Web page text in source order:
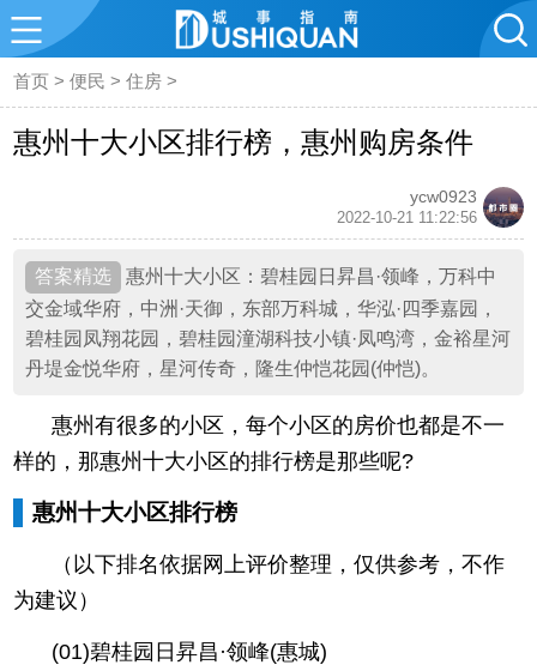
首页 >便民 >住房 >
惠州十大小区排行榜，惠州购房条件
ycw0923
2022-10-21 11:22:56
惠州十大小区：碧桂园日昇昌·领峰，万科中
交金域华府，中洲·天御，东部万科城，华泓·四季嘉园，
碧桂园凤翔花园，碧桂园潼湖科技小镇·凤鸣湾，金裕星河
丹堤金悦华府，星河传奇，隆生仲恺花园(仲恺)。
惠州有很多的小区，每个小区的房价也都是不一
样的，那惠州十大小区的排行榜是那些呢?
惠州十大小区排行榜
（以下排名依据网上评价整理，仅供参考，不作
为建议）
(01)碧桂园日昇昌·领峰(惠城)